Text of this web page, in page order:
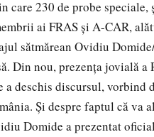
care 230 de probe speciale,
ai FRAS şi A-CAR,
sătmărean Ovidiu
Din nou, prezenţa jovială a
a deschis discursul, vorbind
Şi despre faptul că va
Domide a prezentat